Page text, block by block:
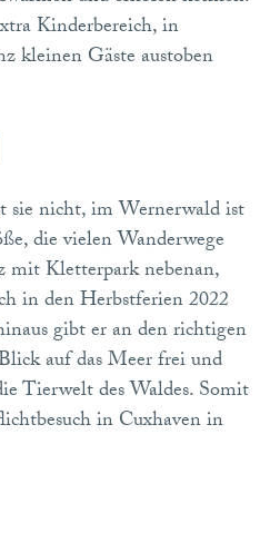
Kinderbereich, in
kleinen Gäste austoben
sie nicht, im Wernerwald ist
die vielen Wanderwege
mit Kletterpark nebenan,
in den Herbstferien 2022
gibt er an den richtigen
auf das Meer frei und
Tierwelt des Waldes. Somit
in Cuxhaven in